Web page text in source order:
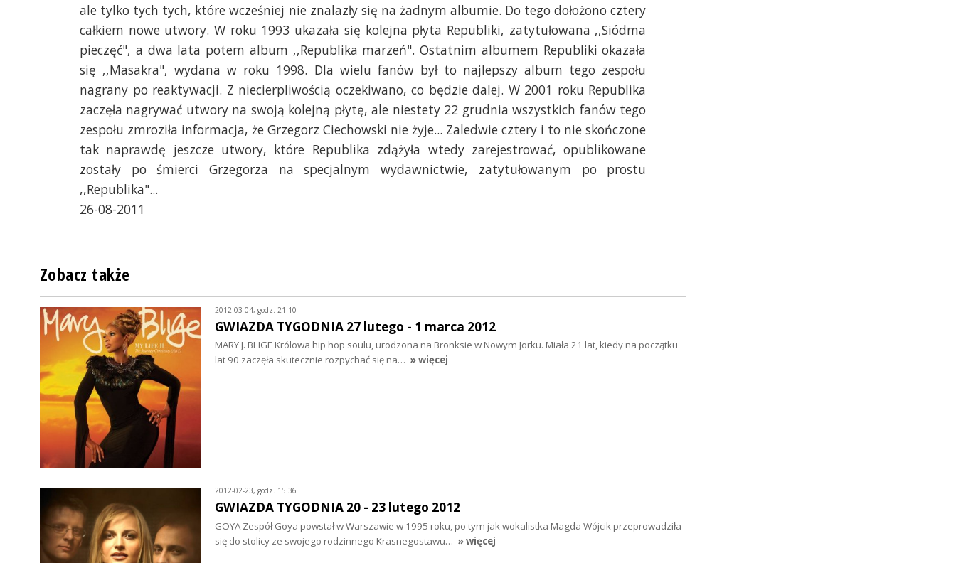
ale tylko tych tych, które wcześniej nie znalazły się na żadnym albumie. Do tego dołożono cztery
całkiem nowe utwory. W roku 1993 ukazała się kolejna płyta Republiki, zatytułowana ,,Siódma
pieczęć", a dwa lata potem album ,,Republika marzeń". Ostatnim albumem Republiki okazała
się ,,Masakra", wydana w roku 1998. Dla wielu fanów był to najlepszy album tego zespołu
nagrany po reaktywacji. Z niecierpliwością oczekiwano, co będzie dalej. W 2001 roku Republika
zaczęła nagrywać utwory na swoją kolejną płytę, ale niestety 22 grudnia wszystkich fanów tego
zespołu zmroziła informacja, że Grzegorz Ciechowski nie żyje... Zaledwie cztery i to nie skończone
tak naprawdę jeszcze utwory, które Republika zdążyła wtedy zarejestrować, opublikowane
zostały po śmierci Grzegorza na specjalnym wydawnictwie, zatytułowanym po prostu
,,Republika"...
26-08-2011
Zobacz także
2012-03-04, godz. 21:10
GWIAZDA TYGODNIA 27 lutego - 1 marca 2012
MARY J. BLIGE Królowa hip hop soulu, urodzona na Bronksie w Nowym Jorku. Miała 21 lat, kiedy na początku
lat 90 zaczęła skutecznie rozpychać się na… » więcej
2012-02-23, godz. 15:36
GWIAZDA TYGODNIA 20 - 23 lutego 2012
GOYA Zespół Goya powstał w Warszawie w 1995 roku, po tym jak wokalistka Magda Wójcik przeprowadziła
się do stolicy ze swojego rodzinnego Krasnegostawu… » więcej